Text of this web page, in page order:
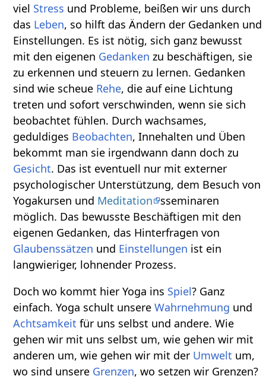
viel Stress und Probleme, beißen wir uns durch
das Leben, so hilft das Ändern der Gedanken und
Einstellungen. Es ist nötig, sich ganz bewusst
mit den eigenen Gedanken zu beschäftigen, sie
zu erkennen und steuern zu lernen. Gedanken
sind wie scheue Rehe, die auf eine Lichtung
treten und sofort verschwinden, wenn sie sich
beobachtet fühlen. Durch wachsames,
geduldiges Beobachten, Innehalten und Üben
bekommt man sie irgendwann dann doch zu
Gesicht. Das ist eventuell nur mit externer
psychologischer Unterstützung, dem Besuch von
Yogakursen und Meditation
sseminaren
möglich. Das bewusste Beschäftigen mit den
eigenen Gedanken, das Hinterfragen von
Glaubenssätzen und Einstellungen ist ein
langwieriger, lohnender Prozess.
Doch wo kommt hier Yoga ins Spiel? Ganz
einfach. Yoga schult unsereWahrnehmung und
Achtsamkeit für uns selbst und andere. Wie
gehen wir mit uns selbst um, wie gehen wir mit
anderen um, wie gehen wir mit der Umwelt um,
wo sind unsere Grenzen, wo setzen wir Grenzen?